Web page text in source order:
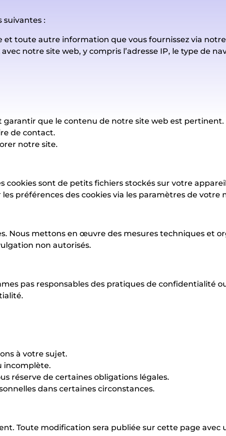
suivantes :
et toute autre information que vous fournissez via
notre site web, y compris l’adresse IP, le type de
garantir que le contenu de notre site web est pertinent.
de contact.
notre site.
cookies sont de petits fichiers stockés sur votre
préférences des cookies via les paramètres de votre
Nous mettons en œuvre des mesures techniques et
non autorisés.
pas responsables des pratiques de confidentialité
à votre sujet.
incomplète.
réserve de certaines obligations légales.
dans certaines circonstances.
Toute modification sera publiée sur cette page avec